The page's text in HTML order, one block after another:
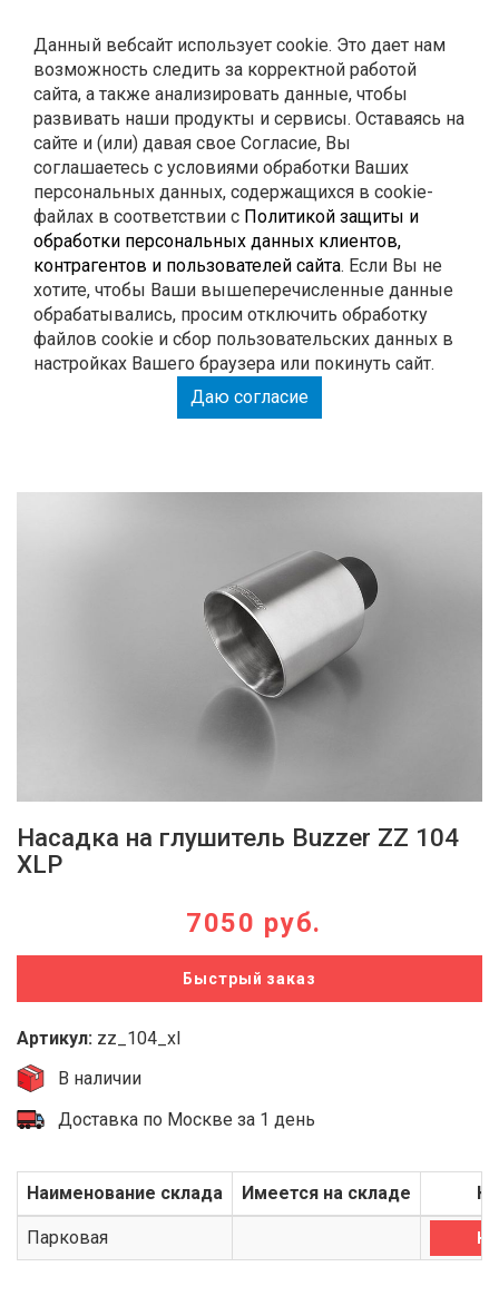
Данный вебсайт использует cookie. Это дает нам
возможность следить за корректной работой
сайта, а также анализировать данные, чтобы
развивать наши продукты и сервисы. Оставаясь на
сайте и (или) давая свое Согласие, Вы
соглашаетесь с условиями обработки Ваших
персональных данных, содержащихся в cookie-
файлах в соответствии с Политикой защиты и
обработки персональных данных клиентов,
контрагентов и пользователей сайта. Если Вы не
хотите, чтобы Ваши вышеперечисленные данные
обрабатывались, просим отключить обработку
файлов cookie и сбор пользовательских данных в
настройках Вашего браузера или покинуть сайт.
Даю согласие
Корзина
0
ГЛУШИТЕЛИ
РЕМОНТ
тюнинг
РАСПЕЧАТАЙ КУПОН И ПОЛУЧИ СКИДКУ НА
РАБОТУ 15%
Насадка на глушитель Buzzer ZZ 104
XLP
7050 руб.
Быстрый заказ
Артикул: zz_104_xl
В наличии
Доставка по Москве за 1 день
Наименование склада Имеется на складе
Парковая